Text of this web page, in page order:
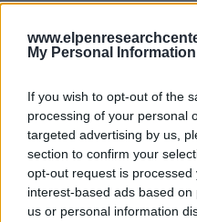
My Personal Information
If you wish to opt-out of the
processing of your personal
targeted advertising by us,
section to confirm your
opt-out request is
interest-based ads based
us or personal information
Δείτε